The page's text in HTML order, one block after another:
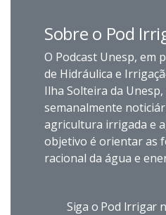
Sobre o Pod
O Podcast Unesp, em
de Hidráulica e
Ilha Solteira da
semanalmente
agricultura irrigada e
objetivo é orientar as
racional da água e
Siga o Pod Irrigar